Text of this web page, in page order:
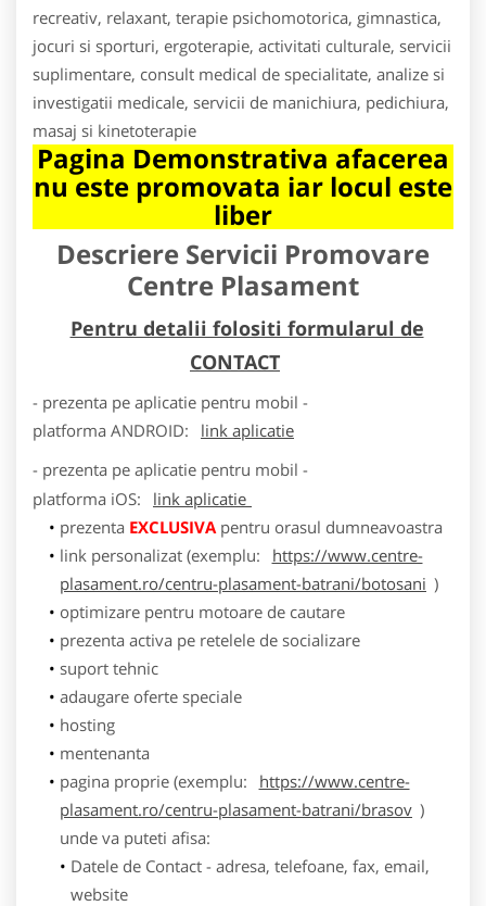
recreativ, relaxant, terapie psichomotorica, gimnastica,
jocuri si sporturi, ergoterapie, activitati culturale, servicii
suplimentare, consult medical de specialitate, analize si
investigatii medicale, servicii de manichiura, pedichiura,
masaj si kinetoterapie
Pagina Demonstrativa afacerea
nu este promovata iar locul este
liber
Descriere Servicii Promovare
Centre Plasament
Pentru detalii folositi formularul de
CONTACT
- prezenta pe aplicatie pentru mobil -
platforma ANDROID:
link aplicatie
- prezenta pe aplicatie pentru mobil -
platforma iOS:
link aplicatie
prezenta EXCLUSIVApentru orasul dumneavoastra
link personalizat (exemplu:
https://www.centre-
plasament.ro/centru-plasament-batrani/botosani )
optimizare pentru motoare de cautare
prezenta activa pe retelele de socializare
suport tehnic
adaugare oferte speciale
hosting
mentenanta
pagina proprie (exemplu:
https://www.centre-
plasament.ro/centru-plasament-batrani/brasov )
unde va puteti afisa:
Datele de Contact - adresa, telefoane, fax, email,
website